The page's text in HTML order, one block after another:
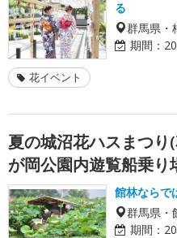
る
群馬県・
期間：
花イベント
夏の城沼花ハスまつり
が岡公園内遊覧船乗り
館林ならで
群馬県・
期間：